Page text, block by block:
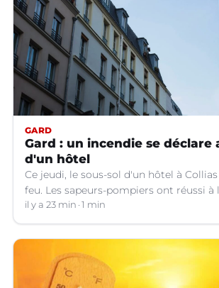
GARD
Gard : un incendie se déclare
d'un hôtel
Ce jeudi, le sous-sol d'un hôtel à
feu. Les sapeurs-pompiers ont réussi à
niveau de la buanderie.
il y a 23 min 1 min